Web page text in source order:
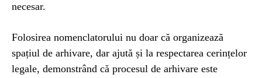
necesar.
Folosirea nomenclatorului nu doar că organizează
spațiul de arhivare, dar ajută și la respectarea cerințelor
legale, demonstrând că procesul de arhivare este